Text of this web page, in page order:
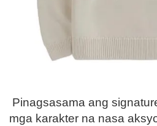
Pinagsasama ang
mga karakter na nasa